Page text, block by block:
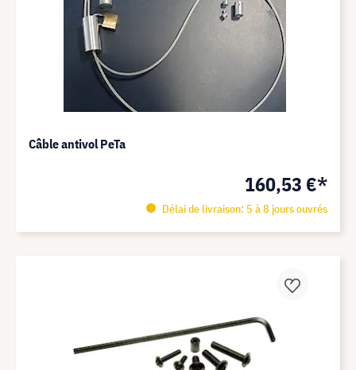
Câble antivol PeTa
160,53 €*
Délai de livraison: 5 à 8 jours ouvrés